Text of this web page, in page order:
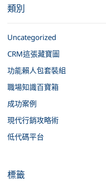
類別
Uncategorized
CRM這張藏寶圖
功能賴人包套裝組
職場知識百寶箱
成功案例
現代行銷攻略術
低代碼平台
標籤